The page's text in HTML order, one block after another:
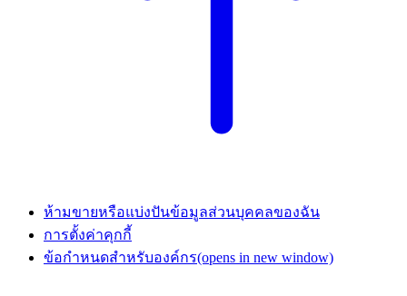
ห้ามขายหรือแบ่งปันข้อมูลส่วนบุคคลของฉัน
การตั้งค่าคุกกี้
ข้อกำหนดสำหรับองค์กร(opens in new window)